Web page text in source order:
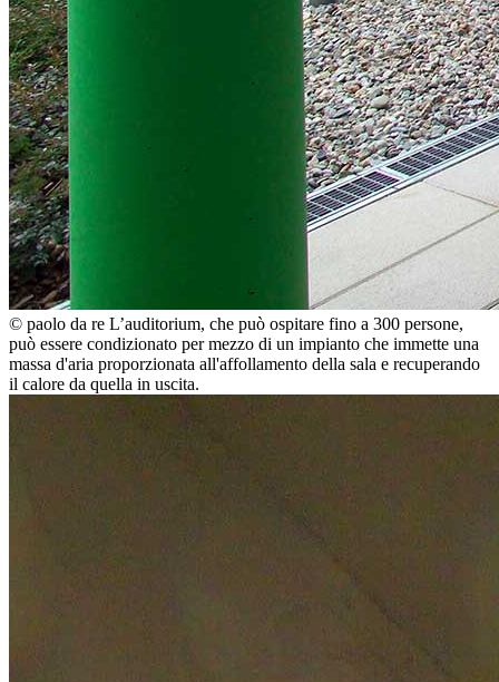
© paolo da re L’auditorium, che può ospitare fino a 300 persone,
può essere condizionato per mezzo di un impianto che immette una
massa d'aria proporzionata all'affollamento della sala e recuperando
il calore da quella in uscita.